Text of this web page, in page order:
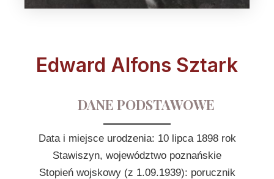
Edward Alfons Sztark
DANE PODSTAWOWE
Data i miejsce urodzenia: 10 lipca 1898 rok
Stawiszyn, województwo poznańskie
Stopień wojskowy (z 1.09.1939): porucznik